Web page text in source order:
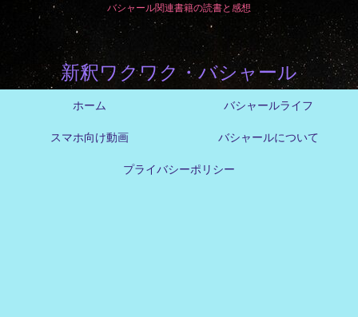
バシャール関連書籍の読書と感想
新釈ワクワク・バシャール
ホーム バシャールライフ
スマホ向け動画 バシャールについて
プライバシーポリシー